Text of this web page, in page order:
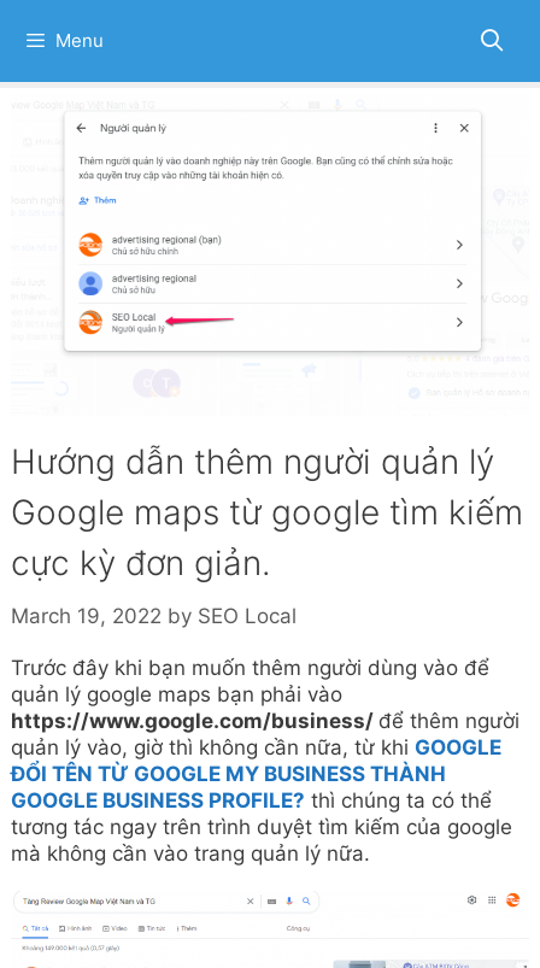
Menu
Hướng dẫn thêm người quản lý
Google maps từ google tìm kiếm
cực kỳ đơn giản.
March 19, 2022 by SEO Local
Trước đây khi bạn muốn thêm người dùng vào để
quản lý google maps bạn phải vào
https://www.google.com/business/ để thêm người
quản lý vào, giờ thì không cần nữa, từ khi GOOGLE
ĐỔI TÊN TỪ GOOGLE MY BUSINESS THÀNH
GOOGLE BUSINESS PROFILE? thì chúng ta có thể
tương tác ngay trên trình duyệt tìm kiếm của google
mà không cần vào trang quản lý nữa.